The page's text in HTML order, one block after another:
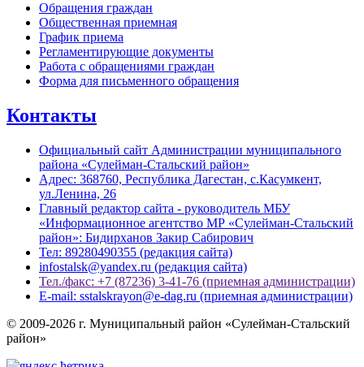
Обращения граждан
Общественная приемная
График приема
Регламентирующие документы
Работа с обращениями граждан
Форма для письменного обращения
Контакты
Официальный сайт Администрации муниципального
района «Сулейман-Стальский район»
Адрес: 368760, Республика Дагестан, с.Касумкент,
ул.Ленина, 26
Главный редактор сайта - руководитель МБУ
«Информационное агентство МР «Сулейман-Стальский
район»: Бидирханов Закир Сабирович
Тел: 89280490355 (редакция сайта)
infostalsk@yandex.ru (редакция сайта)
Тел./факс: +7 (87236) 3-41-76 (приемная администрации)
E-mail: sstalskrayon@e-dag.ru (приемная администрации)
© 2009-2026 г. Муниципальный район «Сулейман-Стальский
район»